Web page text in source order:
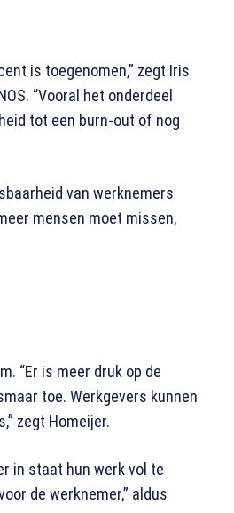
is toegenomen,” zegt Iris
“Vooral het onderdeel
tot een burn-out of nog
van werknemers
mensen moet missen,
“Er is meer druk op de
toe. Werkgevers kunnen
zegt Homeijer.
in staat hun werk vol te
de werknemer,” aldus